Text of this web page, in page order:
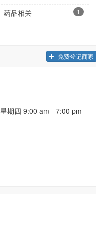
药品相关 1
免费登记商家
星期四 9:00 am - 7:00 pm